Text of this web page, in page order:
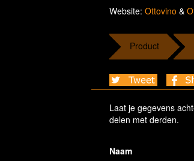
Website: Ottovino &
Product
Laat je gegevens
delen met derden.
Naam